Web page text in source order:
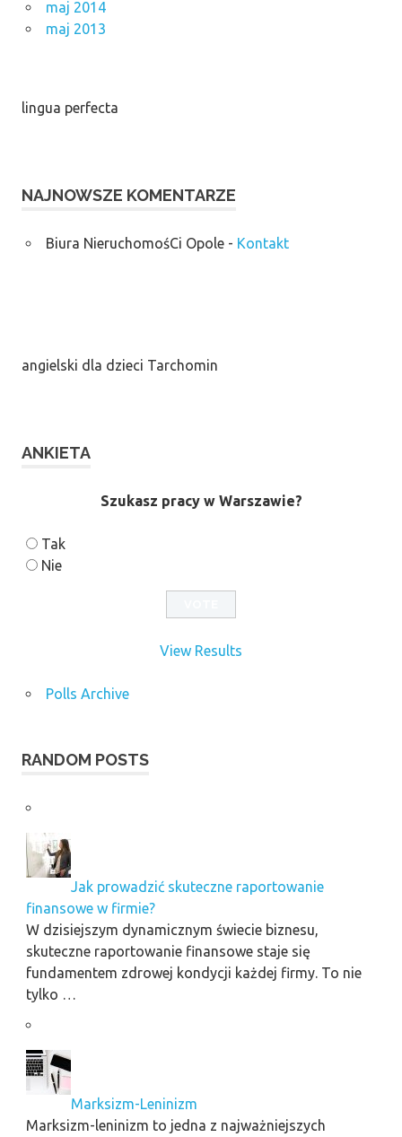
maj 2014
maj 2013
lingua perfecta
NAJNOWSZE KOMENTARZE
Biura NieruchomośCi Opole- Kontakt
angielski dla dzieci Tarchomin
ANKIETA
Szukasz pracy w Warszawie?
Tak
Nie
View Results
Polls Archive
RANDOM POSTS
Jak prowadzić skuteczne raportowanie
finansowe w firmie?
W dzisiejszym dynamicznym świecie biznesu,
skuteczne raportowanie finansowe staje się
fundamentem zdrowej kondycji każdej firmy. To nie
tylko …
Marksizm-Leninizm
Marksizm-leninizm to jedna z najważniejszych